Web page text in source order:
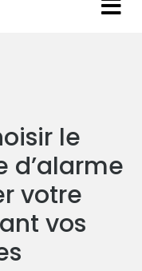
le
d’alarme
votre
vos